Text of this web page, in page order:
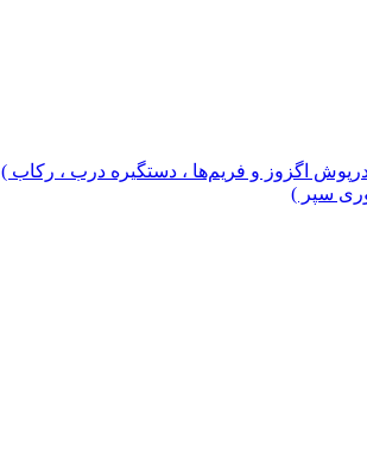
درپوش اگزوز و فریم‌ها ، دستگیره درب ، رکاب )
سپر )